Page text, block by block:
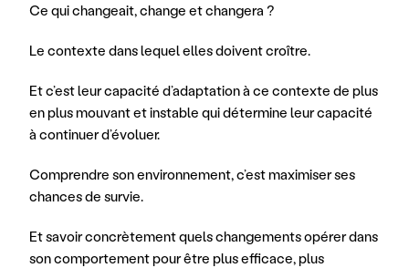
Ce qui changeait, change et changera ?
Le contexte dans lequel elles doivent croître.
Et c’est leur capacité d’adaptation à ce contexte de plus
en plus mouvant et instable qui détermine leur capacité
à continuer d’évoluer.
Comprendre son environnement, c’est maximiser ses
chances de survie.
Et savoir concrètement quels changements opérer dans
son comportement pour être plus efficace, plus